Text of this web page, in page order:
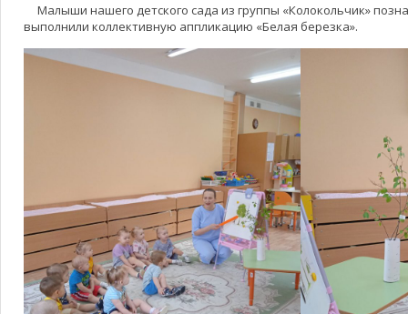
Малыши нашего детского сада из группы «Колокольчик»
выполнили коллективную аппликацию «Белая березка».